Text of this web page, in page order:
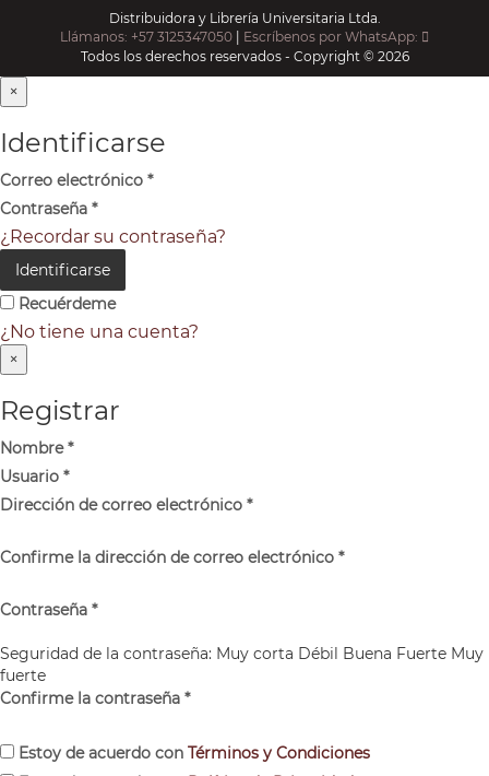
Distribuidora y Librería Universitaria Ltda.
Llámanos: +57 3125347050
Escríbenos por WhatsApp:
Todos los derechos reservados - Copyright © 2026
×
Identificarse
Correo electrónico *
Contraseña *
¿Recordar su contraseña?
Identificarse
Recuérdeme
¿No tiene una cuenta?
×
Registrar
Nombre*
Usuario *
Dirección de correo electrónico *
Confirme la dirección de correo electrónico *
Contraseña *
Seguridad de la contraseña: Muy corta Débil Buena Fuerte Muy
fuerte
Confirme la contraseña *
Estoy de acuerdo con Términos y Condiciones